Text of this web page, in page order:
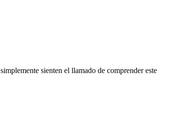
sienten el llamado de comprender este